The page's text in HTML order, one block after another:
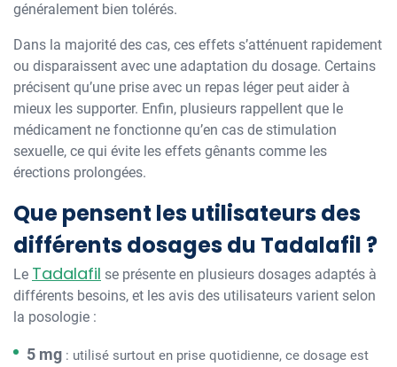
généralement bien tolérés.
Dans la majorité des cas, ces effets s’atténuent rapidement
ou disparaissent avec une adaptation du dosage. Certains
précisent qu’une prise avec un repas léger peut aider à
mieux les supporter. Enfin, plusieurs rappellent que le
médicament ne fonctionne qu’en cas de stimulation
sexuelle, ce qui évite les effets gênants comme les
érections prolongées.
Que pensent les utilisateurs des
différents dosages du Tadalafil ?
Le Tadalafil se présente en plusieurs dosages adaptés à
différents besoins, et les avis des utilisateurs varient selon
la posologie :
5 mg : utilisé surtout en prise quotidienne, ce dosage est